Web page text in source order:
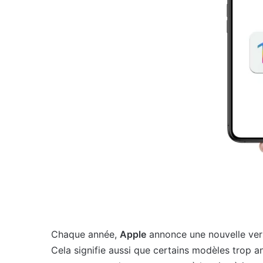
Chaque année, Apple annonce une nouvelle
Cela signifie aussi que certains modèles trop